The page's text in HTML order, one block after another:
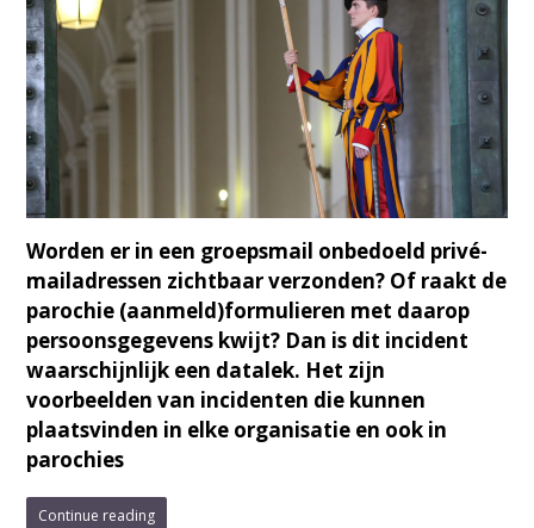
Worden er in een groepsmail onbedoeld privé-
mailadressen zichtbaar verzonden? Of raakt de
parochie (aanmeld)formulieren met daarop
persoonsgegevens kwijt? Dan is dit incident
waarschijnlijk een datalek. Het zijn
voorbeelden van incidenten die kunnen
plaatsvinden in elke organisatie en ook in
parochies
Continue reading